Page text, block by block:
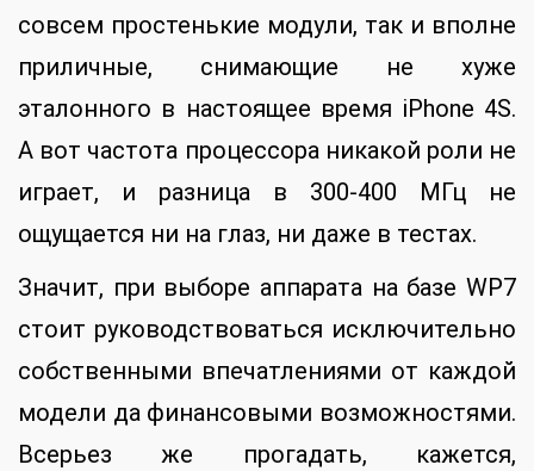
совсем простенькие модули, так и вполне
приличные, снимающие не хуже
эталонного в настоящее время iPhone 4S.
А вот частота процессора никакой роли не
играет, и разница в 300-400 МГц не
ощущается ни на глаз, ни даже в тестах.
Значит, при выборе аппарата на базе WP7
стоит руководствоваться исключительно
собственными впечатлениями от каждой
модели да финансовыми возможностями.
Всерьез же прогадать, кажется,